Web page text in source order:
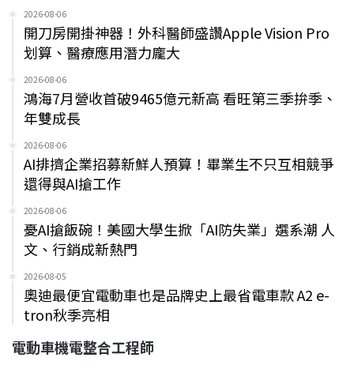
2026-08-06
開刀房開掛神器！外科醫師盛讚Apple Vision Pro
划算、醫療應用潛力龐大
2026-08-06
鴻海7月營收首破9465億元新高 看旺第三季拚季、
年雙成長
2026-08-06
AI排擠企業招募新鮮人預算！畢業生不只互相競爭
還得與AI搶工作
2026-08-06
憂AI搶飯碗！美國大學生掀「AI防失業」選系潮 人
文、行銷成新熱門
2026-08-05
奧迪最便宜電動車也是品牌史上最省電車款 A2 e-
tron秋季亮相
電動車機電整合工程師